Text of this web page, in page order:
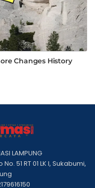
LAMPUNG
51 RT 01 LK I, Sukabumi,